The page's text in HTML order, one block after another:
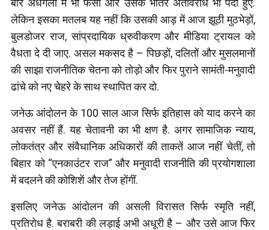
लेकिन इसका मतलब यह नहीं कि उसकी आड़ में आज झूठी मुठभेड़ों,
बुलडोजर राज, सांप्रदायिक ध्रुवीकरण और मीडिया ट्रायल को
वैधता दे दी जाए. असल मकसद है – पिछड़ों, दलितों और मुसलमानों
की साझा राजनीतिक चेतना को तोड़ो और फिर पुराने सामंती-मनुवादी
ढांचे को नए चेहरे के साथ स्थापित कर दो.
जनेऊ आंदोलन के 100 साल आज सिर्फ इतिहास को याद करने का
अवसर नहीं हैं. यह चेतावनी का भी क्षण है. अगर सामाजिक न्याय,
लोकतंत्र और संवैधानिक अधिकारों की ताकतें आज नहीं चेतीं, तो
बिहार को “एनकाउंटर राज” और मनुवादी राजनीति की प्रयोगशाला
में बदलने की कोशिशें और तेज होंगीं.
इसलिए जनेऊ आंदोलन की असली विरासत सिर्फ स्मृति नहीं,
प्रतिरोध है. बराबरी की लड़ाई अभी अधूरी है – और उसे आज फिर